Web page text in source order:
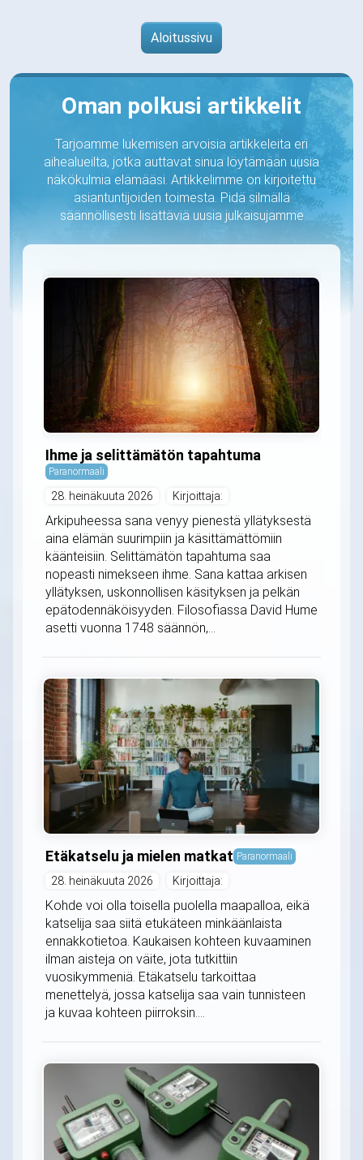
Aloitussivu
Oman polkusi artikkelit
Tarjoamme lukemisen arvoisia artikkeleita eri
aihealueilta, jotka auttavat sinua löytämään uusia
näkökulmia elämääsi. Artikkelimme on kirjoitettu
asiantuntijoiden toimesta. Pidä silmällä
säännöllisesti lisättäviä uusia julkaisujamme
Ihme ja selittämätön tapahtuma
Paranormaali
28. heinäkuuta 2026 Kirjoittaja:
Arkipuheessa sana venyy pienestä yllätyksestä
aina elämän suurimpiin ja käsittämättömiin
käänteisiin. Selittämätön tapahtuma saa
nopeasti nimekseen ihme. Sana kattaa arkisen
yllätyksen, uskonnollisen käsityksen ja pelkän
epätodennäköisyyden. Filosofiassa David Hume
asetti vuonna 1748 säännön,...
Etäkatselu ja mielen matkat Paranormaali
28. heinäkuuta 2026 Kirjoittaja:
Kohde voi olla toisella puolella maapalloa, eikä
katselija saa siitä etukäteen minkäänlaista
ennakkotietoa. Kaukaisen kohteen kuvaaminen
ilman aisteja on väite, jota tutkittiin
vuosikymmeniä. Etäkatselu tarkoittaa
menettelyä, jossa katselija saa vain tunnisteen
ja kuvaa kohteen piirroksin....